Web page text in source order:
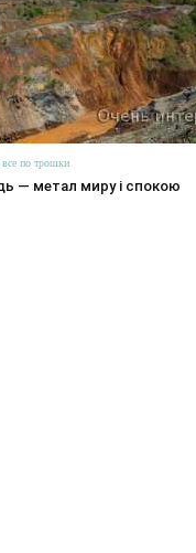
по трошки
— метал миру і спокою